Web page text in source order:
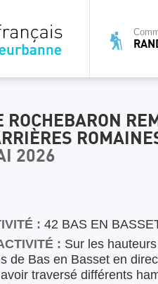
ROCHEBARON
2026
: 42 BAS EN
: Sur les
de Bas en Basset en
traversé différents